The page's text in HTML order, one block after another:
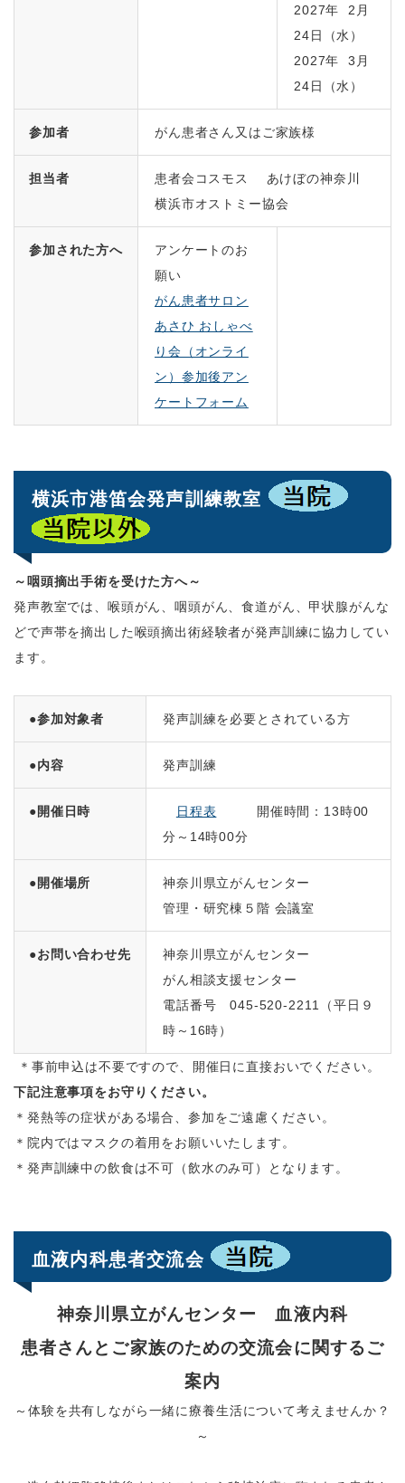
2027年 2月
24日（水）
2027年 3月
24日（水）
参加者 がん患者さん又はご家族様
担当者
患者会コスモス あけぼの神奈川
横浜市オストミー協会
参加された方へ
アンケートのお
願い
がん患者サロン
あさひ おしゃべ
り会（オンライ
ン）参加後アン
ケートフォーム
横浜市港笛会発声訓練教室
～咽頭摘出手術を受けた方へ～
発声教室では、喉頭がん、咽頭がん、食道がん、甲状腺がんな
どで声帯を摘出した喉頭摘出術経験者が発声訓練に協力してい
ます。
●参加対象者 発声訓練を必要とされている方
●内容 発声訓練
●開催日時 日程表 開催時間：13時00
分～14時00分
●開催場所
神奈川県立がんセンター
管理・研究棟５階 会議室
●お問い合わせ先
神奈川県立がんセンター
がん相談支援センター
電話番号045-520-2211
（平日９
時～ 16時）
＊事前申込は不要ですので、開催日に直接おいでください。
下記注意事項をお守りください。
＊発熱等の症状がある場合、参加をご遠慮ください。
＊院内ではマスクの着用をお願いいたします。
＊発声訓練中の飲食は不可（飲水のみ可）となります。
血液内科患者交流会
神奈川県立がんセンター 血液内科
患者さんとご家族のための交流会に関するご
案内
～体験を共有しながら一緒に療養生活について考えませんか？
～